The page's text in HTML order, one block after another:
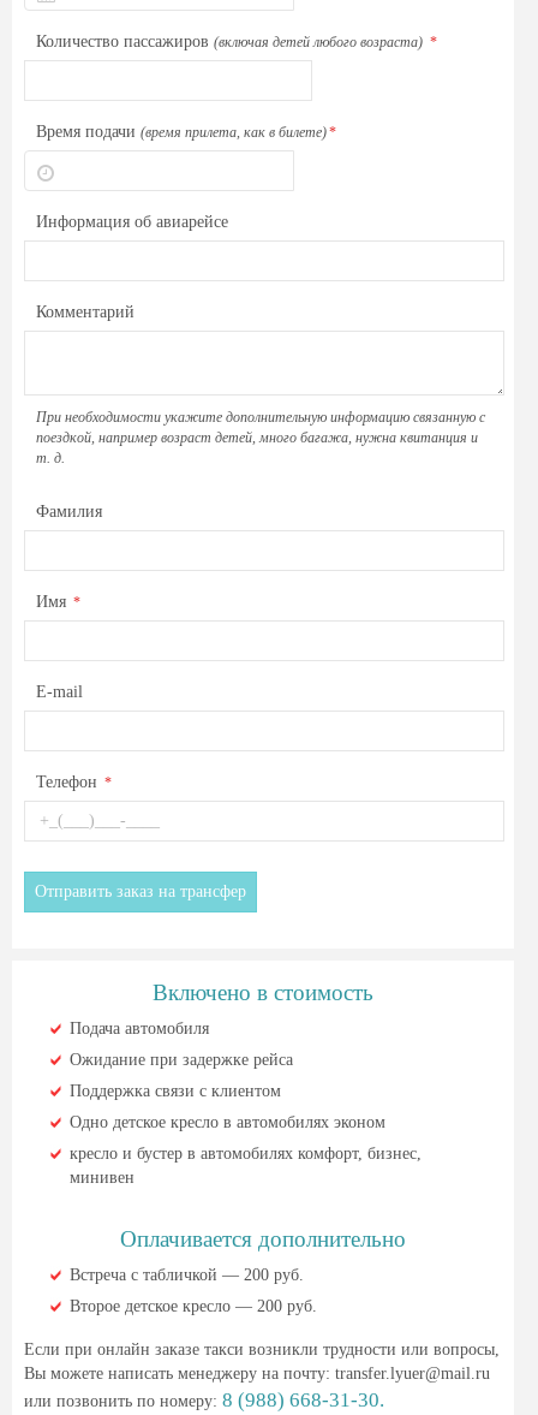
Количество пассажиров (включая детей любого возраста) *
Время подачи (время прилета, как в билете)*
Информация об авиарейсе
Комментарий
При необходимости укажите дополнительную информацию связанную с
поездкой, например возраст детей, много багажа, нужна квитанция и
т. д.
Фамилия
Имя *
E-mail
Телефон *
Включено в стоимость
Подача автомобиля
Ожидание при задержке рейса
Поддержка связи с клиентом
Одно детское кресло в автомобилях эконом
кресло и бустер в автомобилях комфорт, бизнес,
минивен
Оплачивается дополнительно
Встреча с табличкой — 200 руб.
Второе детское кресло — 200 руб.
Если при онлайн заказе такси возникли трудности или вопросы,
Вы можете написать менеджеру на почту: transfer.lyuer@mail.ru
или позвонить по номеру: 8 (988) 668-31-30.